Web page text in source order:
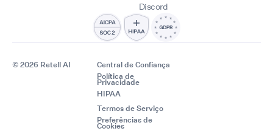
Discord
© 2026 Retell AI
Central de Confiança
Política de
Privacidade
HIPAA
Termos de Serviço
Preferências de
Cookies